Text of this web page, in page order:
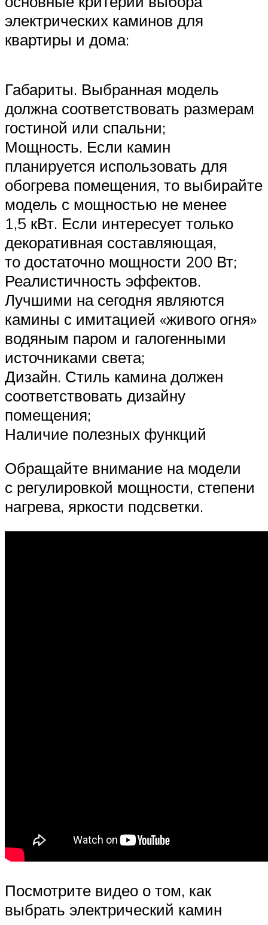
электрических каминов для
квартиры и дома:
Габариты. Выбранная модель
должна соответствовать размерам
гостиной или спальни;
Мощность. Если камин
планируется использовать для
обогрева помещения, то выбирайте
модель с мощностью не менее
1,5 кВт. Если интересует только
декоративная составляющая,
то достаточно мощности 200 Вт;
Реалистичность эффектов.
Лучшими на сегодня являются
камины с имитацией «живого огня»
водяным паром и галогенными
источниками света;
Дизайн. Стиль камина должен
соответствовать дизайну
помещения;
Наличие полезных функций
Обращайте внимание на модели
с регулировкой мощности, степени
нагрева, яркости подсветки.
Посмотрите видео о том, как
выбрать электрический камин